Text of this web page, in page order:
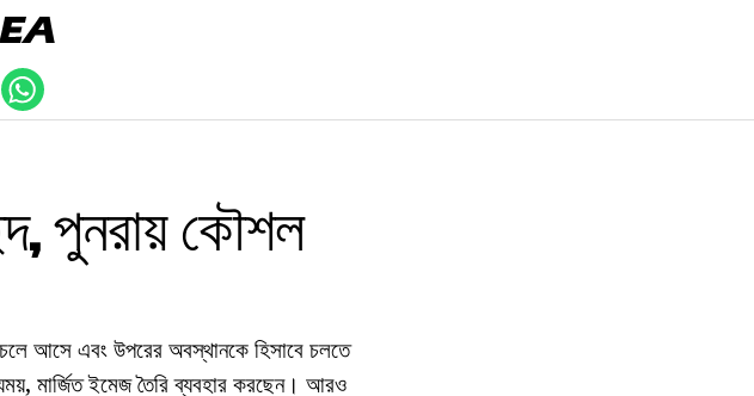
পুনরায় কৌশল
আসে এবং উপরের অবস্থানকে হিসাবে চলতে
মার্জিত ইমেজ তৈরি ব্যবহার করছেন। আরও